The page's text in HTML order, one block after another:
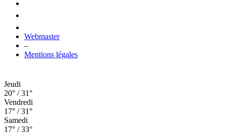
Webmaster
–
Mentions légales
Jeudi
20° / 31°
Vendredi
17° / 31°
Samedi
17° / 33°